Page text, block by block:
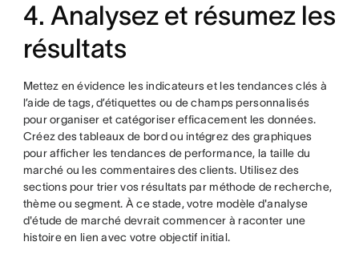
4. Analysez et résumez les
résultats
Mettez en évidence les indicateurs et les tendances clés à
l’aide de tags, d’étiquettes ou de champs personnalisés
pour organiser et catégoriser efficacement les données.
Créez des tableaux de bord ou intégrez des graphiques
pour afficher les tendances de performance, la taille du
marché ou les commentaires des clients. Utilisez des
sections pour trier vos résultats par méthode de recherche,
thème ou segment. À ce stade, votre modèle d'analyse
d'étude de marché devrait commencer à raconter une
histoire en lien avec votre objectif initial.